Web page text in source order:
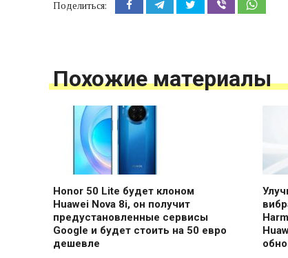
Поделиться:
Похожие материалы
Honor 50 Lite будет клоном
Huawei Nova 8i, он получит
предустановленные сервисы
Google и будет стоить на 50 евро
дешевле